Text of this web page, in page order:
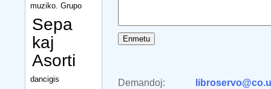
muziko. Grupo
Sepa
kaj
Asorti
dancigis
Demandoj: